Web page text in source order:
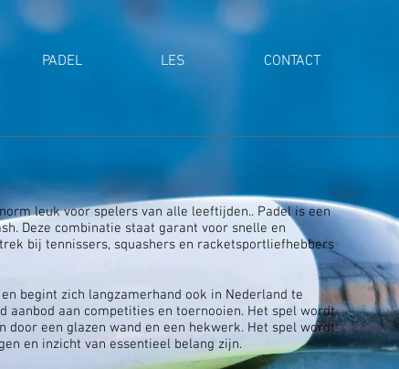
PADEL LES CONTACT
leuk voor spelers van alle leeftijden.. Padel is een
Deze combinatie staat garant voor snelle en
bij tennissers, squashers en racketsportliefhebbers
begint zich langzamerhand ook in Nederland te
aan competities en toernooien. Het spel wordt
door een glazen wand en een hekwerk. Het spel wordt
en inzicht van essentieel belang zijn.